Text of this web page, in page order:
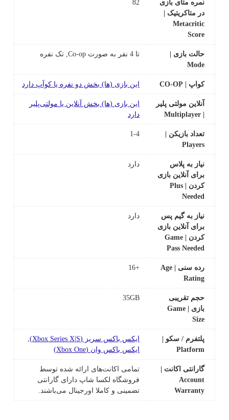
نمره متای بازی
در متاکریتیک |
Metacritic
Score
حالت بازی |
Mode
کواپ | CO-OP این بازی (ها) بخش دو نفره یا کوآپ دارد
آنلاین مولتی پلیر
| Multiplayer
این بازی‌ (ها) بخش آنلاین یا مولتی‌پلیر
تعداد بازیکن |
Players
نیاز به پلاس
برای آنلاین بازی
کردن | Plus
Needed
نیاز به گیم پس
برای آنلاین بازی
کردن | Game
Pass Needed
رده سنی | Age
Rating
حجم تقریبی
بازی | Game
Size
35GB
پلتفرم / سکو |
Platform
ایکس باکس سریز (Xbox Series X|S)
,
ایکس باکس وان (Xbox One)
گارانتی اکانت |
Account
Warranty
تمامی اکانت‌های ارائه شده توسط
فروشگاه لکسا شاپ دارای گارانتی
تضمینی و کاملا اورجینال می‌باشند.